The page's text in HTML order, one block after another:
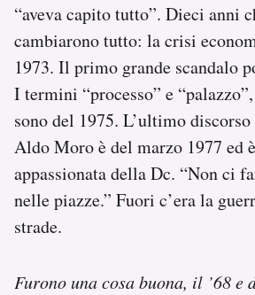
“aveva capito tutto”. Dieci anni
cambiarono tutto: la crisi
1973. Il primo grande scandalo
I termini “processo” e
sono del 1975. L’ultimo
Aldo Moro è del marzo 1977 ed
appassionata della Dc. “Non ci
nelle piazze.” Fuori c’era la
strade.
Furono una cosa buona, il ’68 e